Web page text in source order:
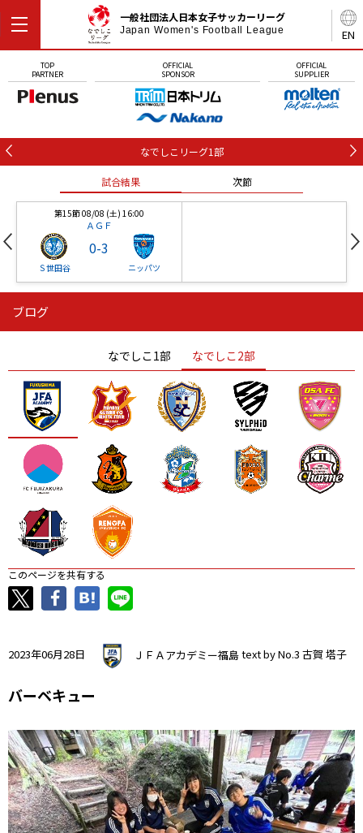
EN
一般社団法人日本女子サッカーリーグ
Japan Women's Football League
TOP
PARTNER
OFFICIAL
SPONSOR
OFFICIAL
SUPPLIER
なでしこリーグ1部
試合結果 次節
第15節 08/08 (土) 16:00
ＡＧＦ
Ｓ世田谷
0-3
ニッパツ
ニッパツ
ニッパツ 名古屋
石人の星
静岡 愛媛Ｌ
ブログ
なでしこ1部 なでしこ2部
このページを共有する
2023年06月28日 ＪＦＡアカデミー福島text by No.3 古賀 塔子
バーベキュー